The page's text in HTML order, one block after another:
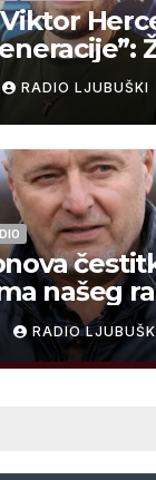
zbirku
RADIO LJUBUŠKI
našeg
RADIO